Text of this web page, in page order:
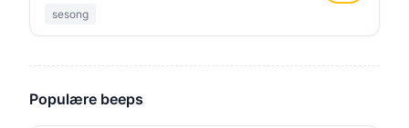
sesong
Populære beeps